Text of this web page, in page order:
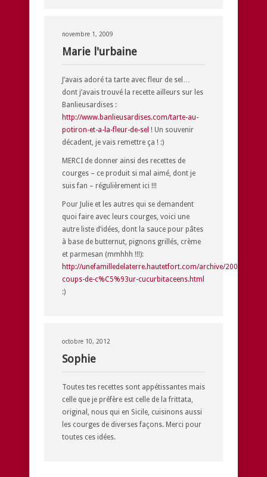
novembre 1, 2009
Marie l'urbaine
J’avais adoré ta tarte avec fleur de sel…
dont j’avais trouvé la recette ailleurs sur les
Banlieusardises :
http://www.banlieusardises.com/tarte-au-
potiron-et-a-la-fleur-de-sel ! Un souvenir
décadent, je vais remettre ça ! :)
MERCI de donner ainsi des recettes de
courges – ce produit si mal aimé, dont je
suis fan – régulièrement ici !!!
Pour Julie et les autres qui se demandent
quoi faire avec leurs courges, voici une
autre liste d’idées, dont la sauce pour pâtes
à base de butternut, pignons grillés, crème
et parmesan (mmhhh !!!):
http://unefamilledelaterre.hautetfort.com/archive/2007/09/
coups-de-c%C5%93ur-cucurbitaceens.html
:)
octobre 10, 2012
Sophie
Toutes tes recettes sont appétissantes mais
celle que je préfère est celle de la frittata,
original, nous qui en Sicile, cuisinons aussi
les courges de diverses façons. Merci pour
toutes ces idées.